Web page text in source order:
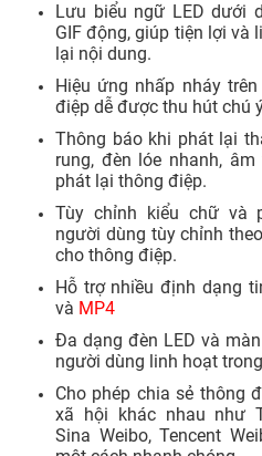
Lưu biểu ngữ LED dưới
GIF động, giúp tiện lợi và
lại nội dung.
Hiệu ứng nhấp nháy
điệp dễ được thu hút chú
Thông báo khi phát lại
rung, đèn lóe nhanh,
phát lại thông điệp.
Tùy chỉnh kiểu chữ và
người dùng tùy chỉnh
cho thông điệp.
Hỗ trợ nhiều định dạng
và MP4
Đa dạng đèn LED và
người dùng linh hoạt
Cho phép chia sẻ thông
xã hội khác nhau như
Sina Weibo, Tencent